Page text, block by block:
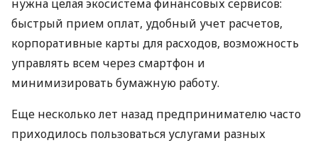
нужна целая экосистема финансовых сервисов:
быстрый прием оплат, удобный учет расчетов,
корпоративные карты для расходов, возможность
управлять всем через смартфон и
минимизировать бумажную работу.
Еще несколько лет назад предпринимателю часто
приходилось пользоваться услугами разных